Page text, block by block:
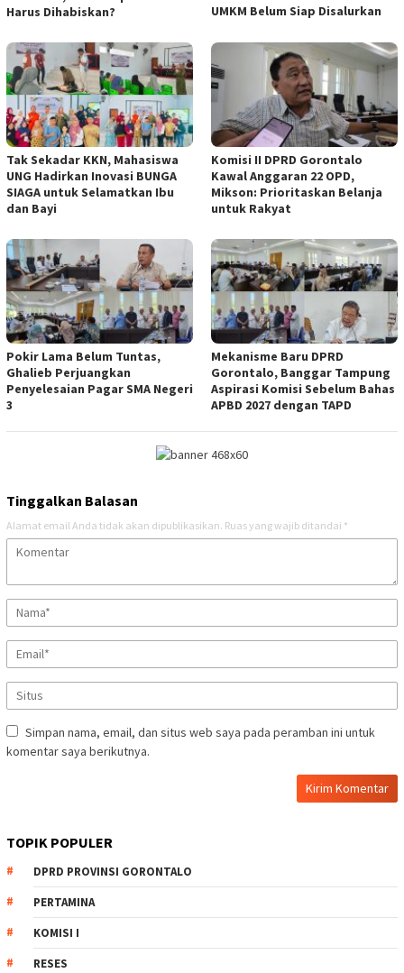
Harus Dihabiskan?
UMKM Belum Siap Disalurkan
Tak Sekadar KKN, Mahasiswa
UNG Hadirkan Inovasi BUNGA
SIAGA untuk Selamatkan Ibu
dan Bayi
Komisi II DPRD Gorontalo
Kawal Anggaran 22 OPD,
Mikson: Prioritaskan Belanja
untuk Rakyat
Pokir Lama Belum Tuntas,
Ghalieb Perjuangkan
Penyelesaian Pagar SMA Negeri
3
Mekanisme Baru DPRD
Gorontalo, Banggar Tampung
Aspirasi Komisi Sebelum Bahas
APBD 2027 dengan TAPD
Tinggalkan Balasan
Alamat email Anda tidak akan dipublikasikan. Ruas yang wajib ditandai *
Simpan nama, email, dan situs web saya pada peramban ini untuk
komentar saya berikutnya.
TOPIK POPULER
DPRD PROVINSI GORONTALO
PERTAMINA
KOMISI I
RESES